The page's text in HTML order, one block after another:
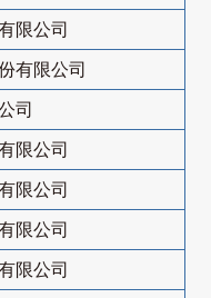
限公司
有限公司
司
限公司
限公司
限公司
限公司